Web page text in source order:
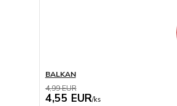
BALKAN
4,99 EUR
4,55 EUR/ks